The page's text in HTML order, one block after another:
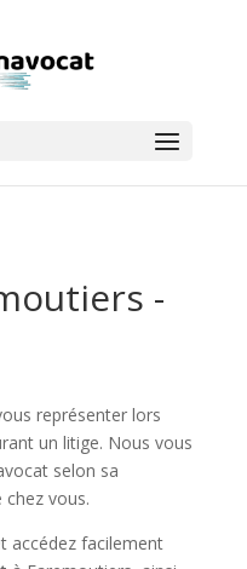
-
représenter lors
un litige. Nous vous
selon sa
vous.
accédez facilement